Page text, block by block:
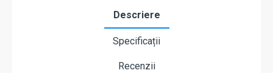
Descriere
Specificații
Recenzii